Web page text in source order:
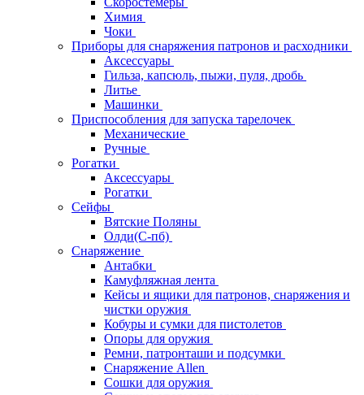
Химия
Чоки
Приборы для снаряжения патронов и расходники
Аксессуары
Гильза, капсюль, пыжи, пуля, дробь
Литье
Машинки
Приспособления для запуска тарелочек
Механические
Ручные
Рогатки
Аксессуары
Рогатки
Сейфы
Вятские Поляны
Олди(С-пб)
Снаряжение
Антабки
Камуфляжная лента
Кейсы и ящики для патронов, снаряжения и
чистки оружия
Кобуры и сумки для пистолетов
Опоры для оружия
Ремни, патронташи и подсумки
Снаряжение Allen
Сошки для оружия